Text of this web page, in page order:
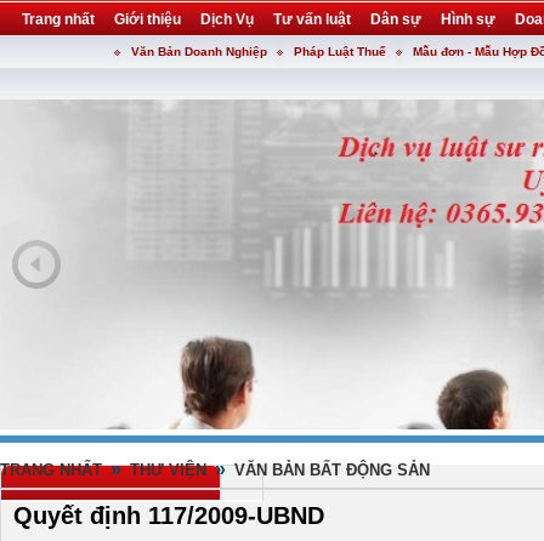
Trang nhất Giới thiệu Dịch Vụ Tư vấn luật Dân sự Hình sự
Liên hệ forum utility
Văn Bản Doanh Nghiệp Pháp Luật Thuế Mẫu đơn - Mẫu Hợp
TRANG NHẤT » THƯ VIỆN » VĂN BẢN BẤT ĐỘNG SẢN
Quyết định 117/2009-UBND